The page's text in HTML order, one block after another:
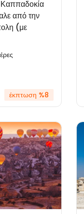
από την
(με
έκπτωση %8